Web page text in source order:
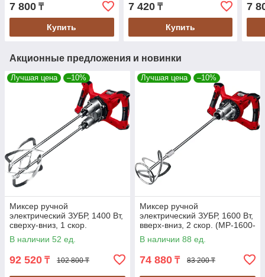
7 800 ₸
Купить
7 420₸
Купить
7
Акционные предложения и новинки
Лучшая цена –10%
Миксер ручной
электрический ЗУБР, 1400 Вт,
сверху-вниз, 1 скор.
(МРД-1400)
В наличии 52 ед.
92 520 ₸ 102 800 ₸
Лучшая цена –10%
Миксер ручной
электрический ЗУБР, 1600 Вт,
вверх-вниз, 2 скор. (МР-1600-
2)
В наличии 88 ед.
74 880 ₸ 83 200 ₸